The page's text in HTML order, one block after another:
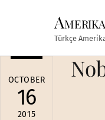
Türkçe
OCTOBER
16
2015